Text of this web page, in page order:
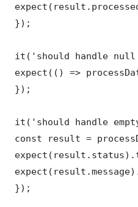
});
it('should handle
expect(() =>
});
it('should handle
const result =
});